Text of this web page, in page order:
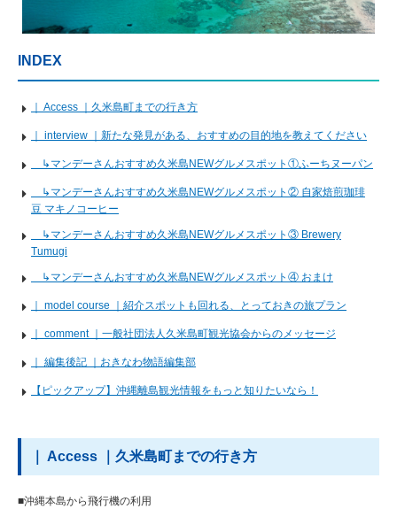
INDEX
｜ Access ｜久米島町までの行き方
｜ interview ｜新たな発見がある、おすすめの目的地を教えてください
↳マンデーさんおすすめ久米島NEWグルメスポット①ふーちヌーパン
↳マンデーさんおすすめ久米島NEWグルメスポット② 自家焙煎珈琲
豆 マキノコーヒー
↳マンデーさんおすすめ久米島NEWグルメスポット③ Brewery
Tumugi
↳マンデーさんおすすめ久米島NEWグルメスポット④ おまけ
｜ model course ｜紹介スポットも回れる、とっておきの旅プラン
｜ comment ｜一般社団法人久米島町観光協会からのメッセージ
｜ 編集後記 ｜おきなわ物語編集部
【ピックアップ】沖縄離島観光情報をもっと知りたいなら！
｜ Access ｜久米島町までの行き方
■沖縄本島から飛行機の利用